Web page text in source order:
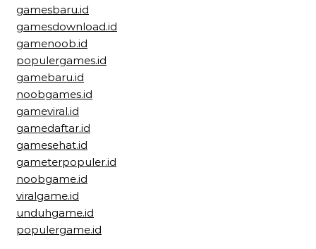
gamesbaru.id
gamesdownload.id
gamenoob.id
populergames.id
gamebaru.id
noobgames.id
gameviral.id
gamedaftar.id
gamesehat.id
gameterpopuler.id
noobgame.id
viralgame.id
unduhgame.id
populergame.id